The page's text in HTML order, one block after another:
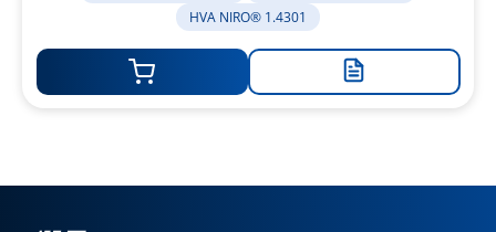
HVA NIRO® 1.4301
Zur
hinzufügen